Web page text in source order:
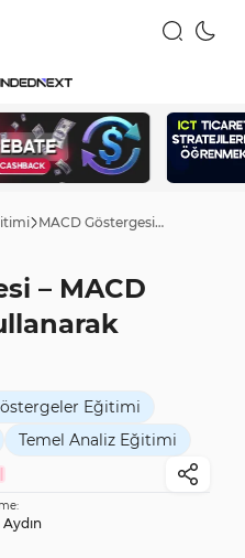
MACD Göstergesi – MACD Göstergesini Kullanarak Teknik Analiz
– MACD
Eğitimi
Temel Analiz Eğitimi